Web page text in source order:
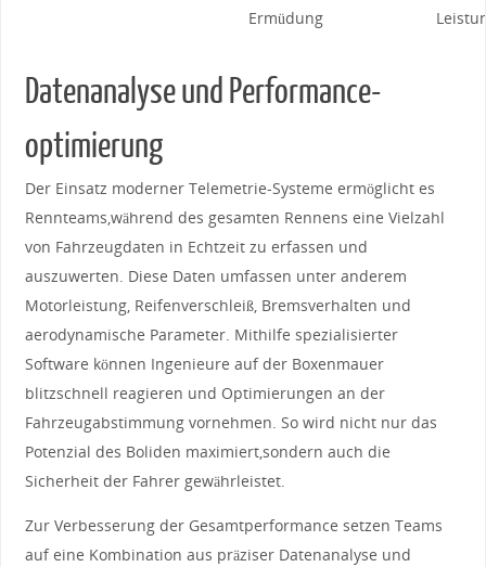
Ermüdung
Datenanalyse ​und ⁣Performance-
optimierung
Der Einsatz⁣ moderner Telemetrie-Systeme ermöglicht es
Rennteams,während des gesamten Rennens eine Vielzahl
von​ Fahrzeugdaten in Echtzeit zu erfassen ⁣und
auszuwerten.⁢ Diese Daten ​umfassen unter anderem
Motorleistung, Reifenverschleiß, Bremsverhalten und
aerodynamische Parameter.⁤ Mithilfe spezialisierter
Software können Ingenieure auf der Boxenmauer
blitzschnell reagieren und Optimierungen an ‍der
Fahrzeugabstimmung⁣ vornehmen. So wird nicht nur das
Potenzial des Boliden maximiert,sondern auch⁣ die
Sicherheit der Fahrer gewährleistet.
Zur Verbesserung der Gesamtperformance setzen ​Teams
auf eine ⁤Kombination‌ aus präziser​ Datenanalyse und